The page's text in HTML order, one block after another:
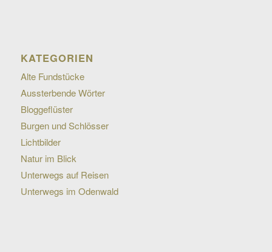
KATEGORIEN
Alte Fundstücke
Aussterbende Wörter
Bloggeflüster
Burgen und Schlösser
Lichtbilder
Natur im Blick
Unterwegs auf Reisen
Unterwegs im Odenwald